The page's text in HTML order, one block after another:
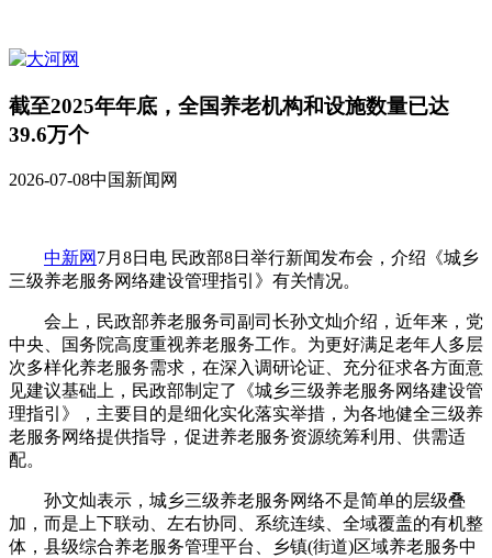
截至2025年年底，全国养老机构和设施数量已达
39.6万个
2026-07-08中国新闻网
中新网 7月8日电 民政部8日举行新闻发布会，介绍《城乡
三级养老服务网络建设管理指引》有关情况。
会上，民政部养老服务司副司长孙文灿介绍，近年来，党
中央、国务院高度重视养老服务工作。为更好满足老年人多层
次多样化养老服务需求，在深入调研论证、充分征求各方面意
见建议基础上，民政部制定了《城乡三级养老服务网络建设管
理指引》，主要目的是细化实化落实举措，为各地健全三级养
老服务网络提供指导，促进养老服务资源统筹利用、供需适
配。
孙文灿表示，城乡三级养老服务网络不是简单的层级叠
加，而是上下联动、左右协同、系统连续、全域覆盖的有机整
体，县级综合养老服务管理平台、乡镇(街道)区域养老服务中